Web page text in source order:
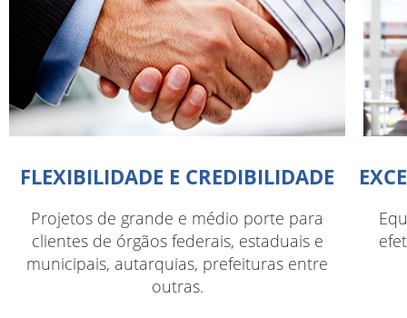
FLEXIBILIDADE E CREDIBILIDADE
Projetos de grande e médio porte para
clientes de órgãos federais, estaduais e
municipais, autarquias, prefeituras entre
outras.